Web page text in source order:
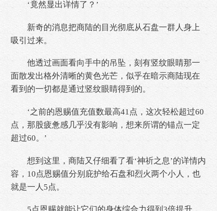
‘竟然显出详情了？’
新奇的消息把商陆的目光彻底从石盘一群人身上
吸引过来。
他透过画面看向手中的吊坠，刻有竖纹眼睛那一
面散发出格外清晰的黄色光芒，似乎在暗示商陆现在
看到的一切都是通过竖纹眼睛得到的。
‘之前的恩赐值充值数最高41点，这次轻松超过60
点，那股疲惫感几乎没有影响，想来所谓的锚点一定
超过60。’
想到这里，商陆又仔细看了看‘神祈之息’的详情内
容，10点恩赐值分别庇护给石盘和烈火两个小人，也
就是一人5点。